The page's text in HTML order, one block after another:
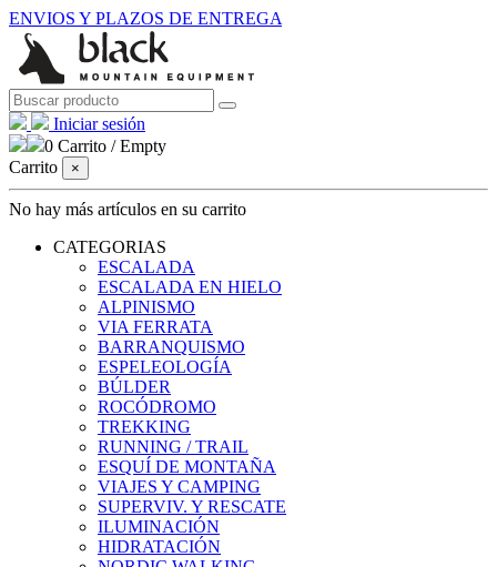
ENVIOS Y PLAZOS DE ENTREGA
Iniciar sesión
0 Carrito /Empty
Carrito
×
No hay más artículos en su carrito
CATEGORIAS
ESCALADA
ESCALADA EN HIELO
ALPINISMO
VIA FERRATA
BARRANQUISMO
ESPELEOLOGÍA
BÚLDER
ROCÓDROMO
TREKKING
RUNNING / TRAIL
ESQUÍ DE MONTAÑA
VIAJES Y CAMPING
SUPERVIV. Y RESCATE
ILUMINACIÓN
HIDRATACIÓN